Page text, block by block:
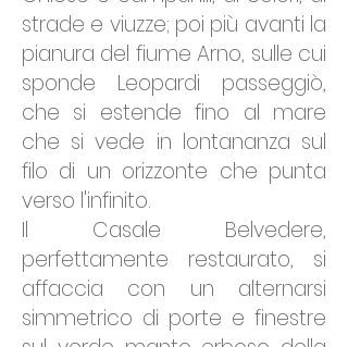
strade e viuzze; poi più avanti la
pianura del fiume Arno, sulle cui
sponde Leopardi passeggiò,
che si estende fino al mare
che si vede in lontananza sul
filo di un orizzonte che punta
verso l'infinito.
Il Casale Belvedere,
perfettamente restaurato, si
affaccia con un alternarsi
simmetrico di porte e finestre